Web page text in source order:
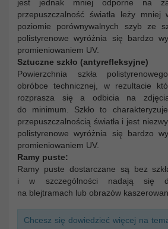
jest jednak mniej odporne na
przepuszczalność światła leży mniej
poziomie porównywalnych szyb ze
polistyrenowe wyróżnia się bardzo
promieniowaniem UV.
Sztuczne szkło (antyrefleksyjne)
Powierzchnia szkła
obróbce technicznej, w rezultacie
rozprasza się a odbicia na
do minimum. Szkło to
przepuszczalnością światła i jest
polistyrenowe wyróżnia się bardzo
promieniowaniem UV.
Ramy puste:
Ramy puste dostarczane są bez
i w szczególności nadają się
na blejtramach lub obrazów
Chcesz się dowiedzieć więcej na